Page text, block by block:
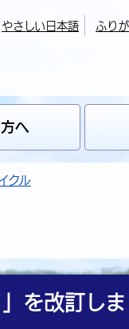
やさしい日本語 ふり
へ
クル
を改訂しま